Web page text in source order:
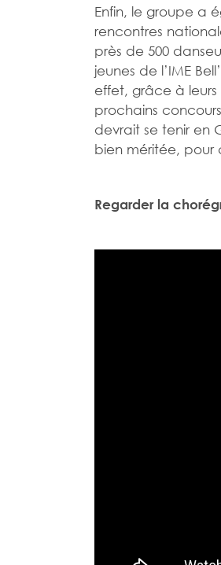
Enfin, le groupe a
rencontres
près de 500
jeunes de l’IME
effet, grâce à leurs
prochains
devrait se tenir en
bien méritée, pour
Regarder la